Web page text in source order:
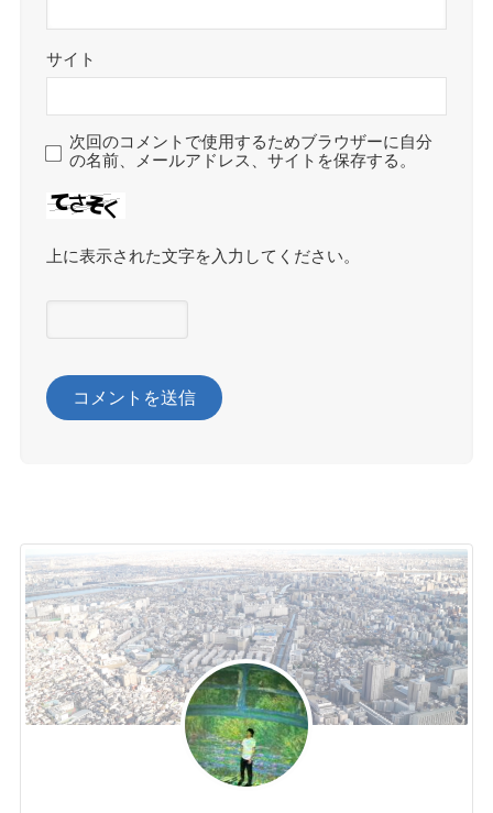
サイト
次回のコメントで使用するためブラウザーに自分
の名前、メールアドレス、サイトを保存する。
上に表示された文字を入力してください。